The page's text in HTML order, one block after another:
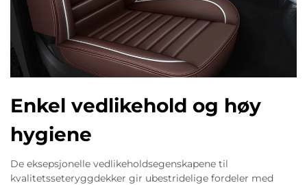
Enkel vedlikehold og høy
hygiene
De eksepsjonelle vedlikeholdsegenskapene til
kvalitetsseteryggdekker gir ubestridelige fordeler med